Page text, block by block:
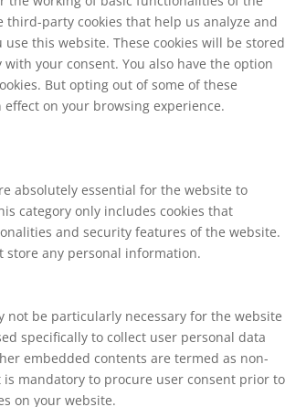
third-party cookies that help us analyze and
this website. These cookies will be stored
your consent. You also have the option
But opting out of some of these
effect on your browsing experience.
absolutely essential for the website to
category only includes cookies that
and security features of the website.
store any personal information.
not be particularly necessary for the website
specifically to collect user personal data
embedded contents are termed as non-
is mandatory to procure user consent prior to
on your website.